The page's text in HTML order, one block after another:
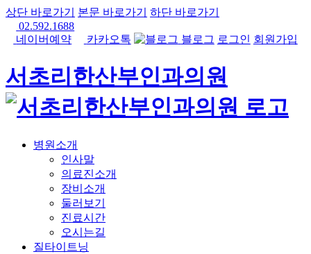
상단 바로가기 본문 바로가기
하단 바로가기
02.592.1688
네이버예약
카카오톡 블로그 로그인 회원가입
서초리한산부인과의원
병원소개
인사말
의료진소개
장비소개
둘러보기
진료시간
오시는길
질타이트닝